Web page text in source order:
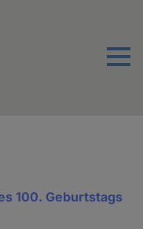
Menu
100. Geburtstags